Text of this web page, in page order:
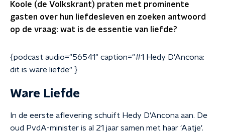
Koole (de Volkskrant) praten met prominente
gasten over hun liefdesleven en zoeken antwoord
op de vraag: wat is de essentie van liefde?
{podcast audio="56541" caption="#1 Hedy D'Ancona:
dit is ware liefde" }
Ware Liefde
In de eerste aflevering schuift Hedy D'Ancona aan. De
oud PvdA-minister is al 21 jaar samen met haar 'Aatje'.